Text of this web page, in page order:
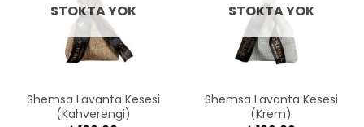
STOKTA YOK
Shemsa Lavanta Kesesi
(Kahverengi)
STOKTA YOK
Shemsa Lavanta Kesesi
(Krem)